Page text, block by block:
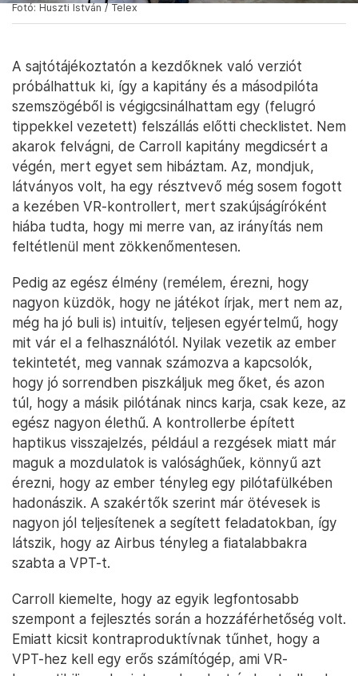
Fotó: Huszti István / Telex
A sajtótájékoztatón a kezdőknek való verziót
próbálhattuk ki, így a kapitány és a másodpilóta
szemszögéből is végigcsinálhattam egy (felugró
tippekkel vezetett) felszállás előtti checklistet. Nem
akarok felvágni, de Carroll kapitány megdicsért a
végén, mert egyet sem hibáztam. Az, mondjuk,
látványos volt, ha egy résztvevő még sosem fogott
a kezében VR-kontrollert, mert szakújságíróként
hiába tudta, hogy mi merre van, az irányítás nem
feltétlenül ment zökkenőmentesen.
Pedig az egész élmény (remélem, érezni, hogy
nagyon küzdök, hogy ne játékot írjak, mert nem az,
még ha jó buli is) intuitív, teljesen egyértelmű, hogy
mit vár el a felhasználótól. Nyilak vezetik az ember
tekintetét, meg vannak számozva a kapcsolók,
hogy jó sorrendben piszkáljuk meg őket, és azon
túl, hogy a másik pilótának nincs karja, csak keze, az
egész nagyon élethű. A kontrollerbe épített
haptikus visszajelzés, például a rezgések miatt már
maguk a mozdulatok is valósághűek, könnyű azt
érezni, hogy az ember tényleg egy pilótafülkében
hadonászik. A szakértők szerint már ötévesek is
nagyon jól teljesítenek a segített feladatokban, így
látszik, hogy az Airbus tényleg a fiatalabbakra
szabta a VPT-t.
Carroll kiemelte, hogy az egyik legfontosabb
szempont a fejlesztés során a hozzáférhetőség volt.
Emiatt kicsit kontraproduktívnak tűnhet, hogy a
VPT-hez kell egy erős számítógép, ami VR-